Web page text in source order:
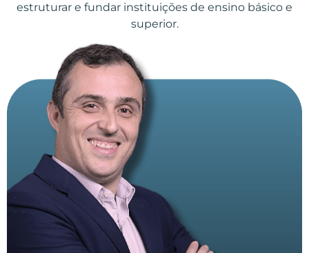
estruturar e fundar instituições de ensino básico e
superior.